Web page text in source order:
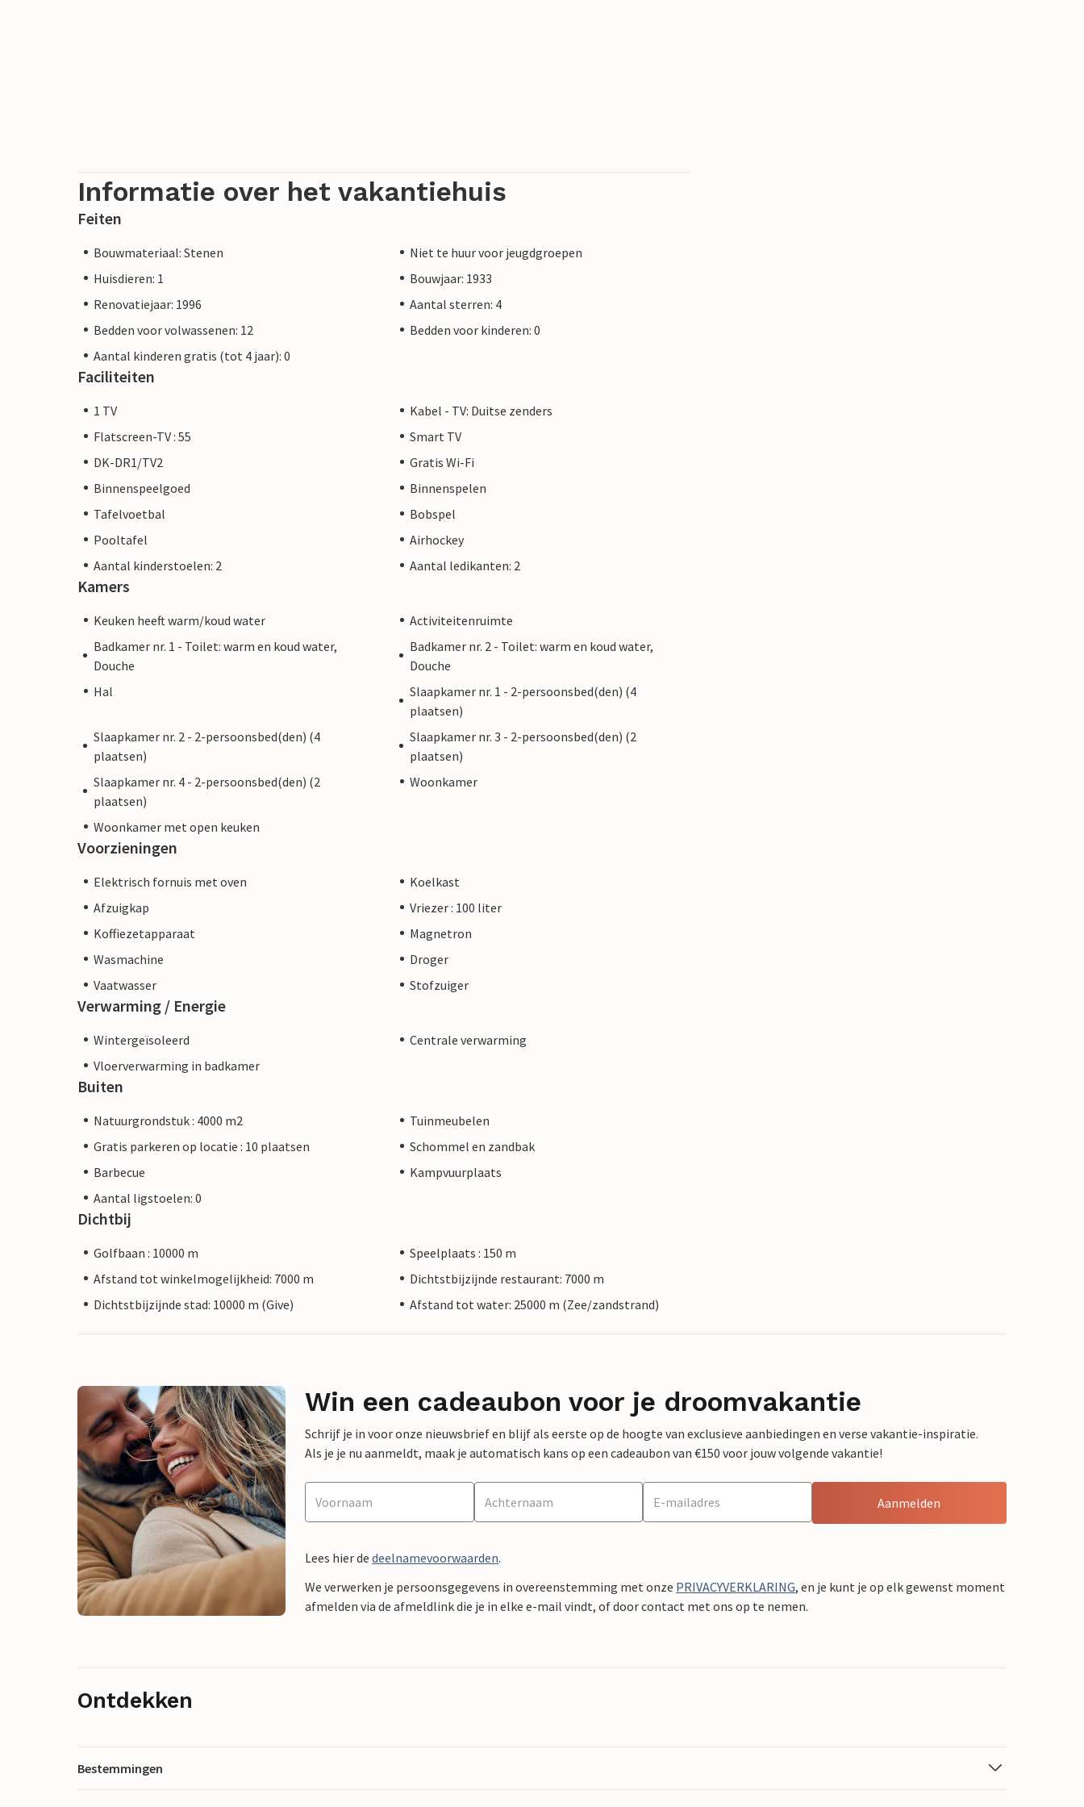
Informatie over het vakantiehuis
Feiten
Bouwmateriaal: Stenen
Niet te huur voor jeugdgroepen
Huisdieren: 1
Bouwjaar: 1933
Renovatiejaar: 1996
Aantal sterren: 4
Bedden voor volwassenen: 12
Bedden voor kinderen: 0
Aantal kinderen gratis (tot 4 jaar): 0
Faciliteiten
1 TV
Kabel - TV: Duitse zenders
Flatscreen-TV : 55
Smart TV
DK-DR1/TV2
Gratis Wi-Fi
Binnenspeelgoed
Binnenspelen
Tafelvoetbal
Bobspel
Pooltafel
Airhockey
Aantal kinderstoelen: 2
Aantal ledikanten: 2
Kamers
Keuken heeft warm/koud water
Activiteitenruimte
Badkamer nr. 1 - Toilet: warm en koud water,
Douche
Badkamer nr. 2 - Toilet: warm en koud water,
Douche
Hal
Slaapkamer nr. 1 - 2-persoonsbed(den) (4
plaatsen)
Slaapkamer nr. 2 - 2-persoonsbed(den) (4
plaatsen)
Slaapkamer nr. 3 - 2-persoonsbed(den) (2
plaatsen)
Slaapkamer nr. 4 - 2-persoonsbed(den) (2
plaatsen)
Woonkamer
Woonkamer met open keuken
Voorzieningen
Elektrisch fornuis met oven
Koelkast
Afzuigkap
Vriezer : 100 liter
Koffiezetapparaat
Magnetron
Wasmachine
Droger
Vaatwasser
Stofzuiger
Verwarming / Energie
Wintergeïsoleerd
Centrale verwarming
Vloerverwarming in badkamer
Buiten
Natuurgrondstuk : 4000 m2
Tuinmeubelen
Gratis parkeren op locatie : 10 plaatsen
Schommel en zandbak
Barbecue
Kampvuurplaats
Aantal ligstoelen: 0
Dichtbij
Golfbaan : 10000 m
Speelplaats : 150 m
Afstand tot winkelmogelijkheid: 7000 m
Dichtstbijzijnde restaurant: 7000 m
Dichtstbijzijnde stad: 10000 m (Give)
Afstand tot water: 25000 m (Zee/zandstrand)
Win een cadeaubon voor je droomvakantie
Schrijf je in voor onze nieuwsbrief en blijf als eerste op de hoogte van exclusieve aanbiedingen en verse vakantie-inspiratie.
Als je je nu aanmeldt, maak je automatisch kans op een cadeaubon van €150 voor jouw volgende vakantie!
Aanmelden
Lees hier de deelnamevoorwaarden.
We verwerken je persoonsgegevens in overeenstemming met onze PRIVACYVERKLARING, en je kunt je op elk gewenst moment
afmelden via de afmeldlink die je in elke e-mail vindt, of door contact met ons op te nemen.
Ontdekken
Bestemmingen